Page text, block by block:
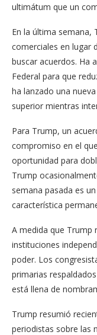
ultimátum que un
En la última semana,
comerciales en lugar
buscar acuerdos. Ha
Federal para que
ha lanzado una
superior mientras
Para Trump, un
compromiso en el
oportunidad para
Trump
semana pasada es
característica
A medida que Trump
instituciones
poder. Los
primarias
está llena de
Trump resumió
periodistas sobre las